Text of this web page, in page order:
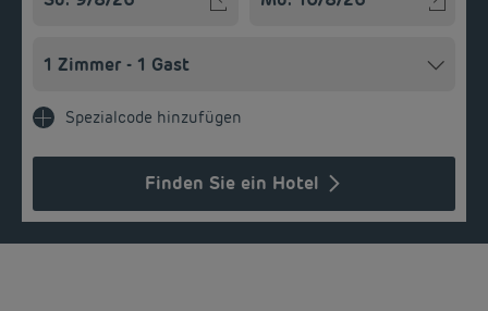
Finden Sie ein Hotel
Spezialcode hinzufügen